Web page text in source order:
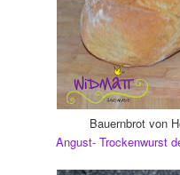
Bauernbrot von
Angust- Trockenwurst